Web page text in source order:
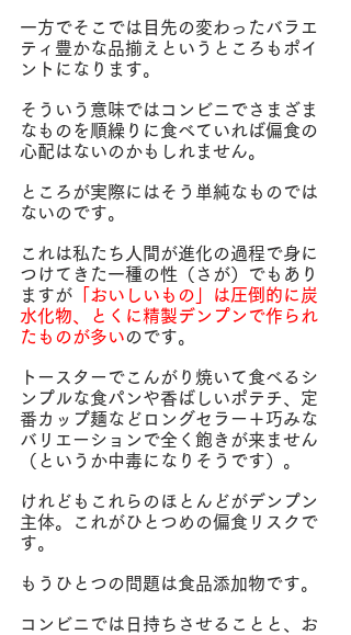
一方でそこでは目先の変わったバラエ
ティ豊かな品揃えというところもポイ
ントになります。
そういう意味ではコンビニでさまざま
なものを順繰りに食べていれば偏食の
心配はないのかもしれません。
ところが実際にはそう単純なものでは
ないのです。
これは私たち人間が進化の過程で身に
つけてきた一種の性（さが）でもあり
ますが 「おいしいもの」は圧倒的に炭
水化物、とくに精製デンプンで作られ
たものが多いのです。
トースターでこんがり焼いて食べるシ
ンプルな食パンや香ばしいポテチ、定
番カップ麺などロングセラー＋巧みな
バリエーションで全く飽きが来ません
（というか中毒になりそうです）。
けれどもこれらのほとんどがデンプン
主体。これがひとつめの偏食リスクで
す。
もうひとつの問題は食品添加物です。
コンビニでは日持ちさせることと、お